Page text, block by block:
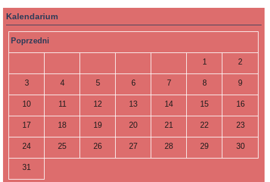
Kalendarium
Poprzedni
1 2
3 4 5 6 7 8 9
10 11 12 13 14 15 16
17 18 19 20 21 22 23
24 25 26 27 28 29 30
31